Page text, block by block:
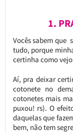
1.
Vocês sabem que
tudo, porque
certinha como
Aí, pra deixar
cotonete no
cotonetes mais
puxou! rs). O
daquelas que
bem, não tem